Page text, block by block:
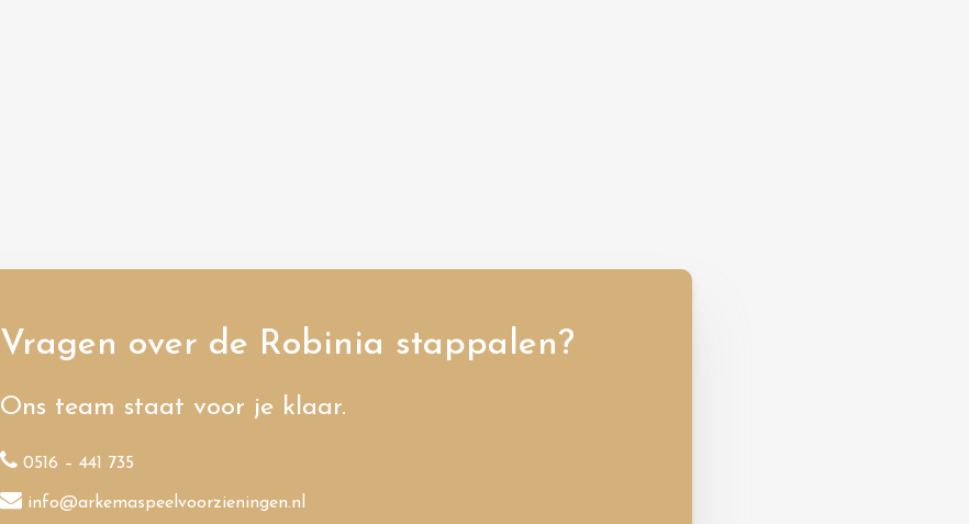
Vragen over de Robinia stappalen?
Ons team staat voor je klaar.
0516 – 441 735
info@arkemaspeelvoorzieningen.nl